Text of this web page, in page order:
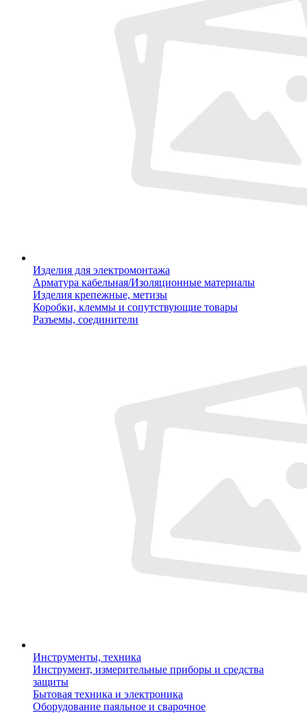
Изделия для электромонтажа
Арматура кабельная/Изоляционные материалы
Изделия крепежные, метизы
Коробки, клеммы и сопутствующие товары
Разъемы, соединители
Инструменты, техника
Инструмент, измерительные приборы и средства
защиты
Бытовая техника и электроника
Оборудование паяльное и сварочное